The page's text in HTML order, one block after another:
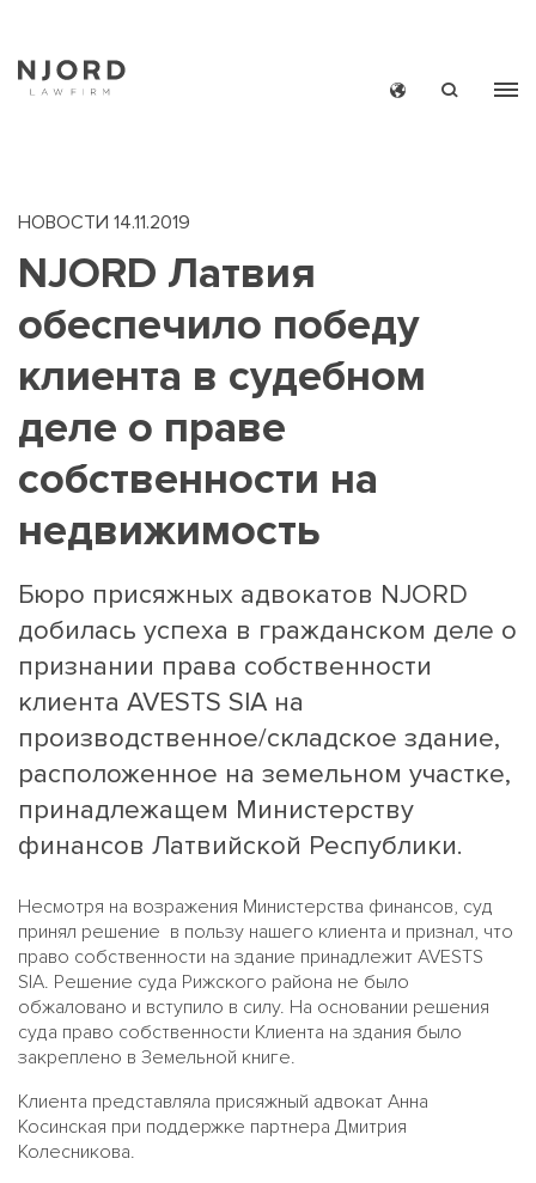
НОВОСТИ 14.11.2019
NJORD Латвия
обеспечило победу
клиента в судебном
деле о праве
собственности на
недвижимость
Бюро присяжных адвокатов NJORD
добилась успеха в гражданском деле о
признании права собственности
клиента AVESTS SIA на
производственное/складское здание,
расположенное на земельном участке,
принадлежащем Министерству
финансов Латвийской Республики.
Несмотря на возражения Министерства финансов, суд
принял решение в пользу нашего клиента и признал, что
право собственности на здание принадлежит AVESTS
SIA. Решение суда Рижского района не было
обжаловано и вступило в силу. На основании решения
суда право собственности Клиента на здания было
закреплено в Земельной книге.
Клиента представляла присяжный адвокат Анна
Косинская при поддержке партнера Дмитрия
Колесникова.